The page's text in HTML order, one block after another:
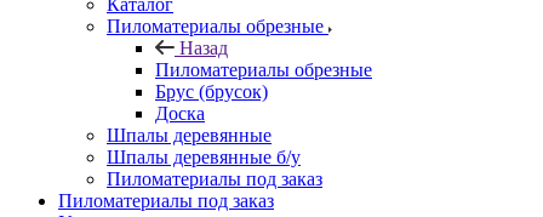
Каталог
Пиломатериалы обрезные
Назад
Пиломатериалы обрезные
Брус (брусок)
Доска
Шпалы деревянные
Шпалы деревянные б/у
Пиломатериалы под заказ
Пиломатериалы под заказ